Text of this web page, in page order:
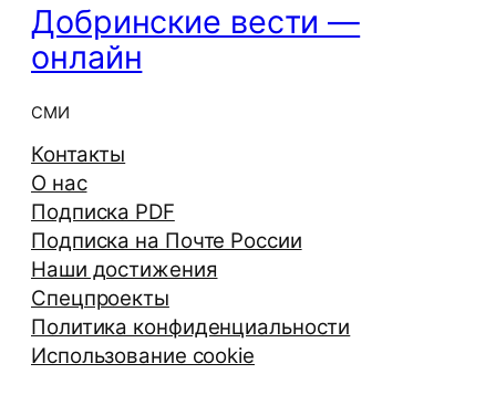
Добринские вести —
онлайн
СМИ
Контакты
О нас
Подписка PDF
Подписка на Почте России
Наши достижения
Спецпроекты
Политика конфиденциальности
Использование cookie